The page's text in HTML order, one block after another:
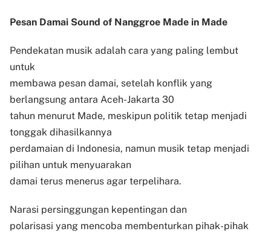
Pesan Damai Sound of Nanggroe Made in Made
Pendekatan musik adalah cara yang paling lembut
untuk
membawa pesan damai, setelah konflik yang
berlangsung antara Aceh-Jakarta 30
tahun menurut Made, meskipun politik tetap menjadi
tonggak dihasilkannya
perdamaian di Indonesia, namun musik tetap menjadi
pilihan untuk menyuarakan
damai terus menerus agar terpelihara.
Narasi persinggungan kepentingan dan
polarisasi yang mencoba membenturkan pihak-pihak